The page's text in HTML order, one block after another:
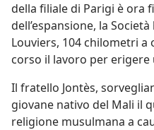
della filiale di Parigi è ora
dell’espansione, la
Louviers, 104 chilometri a
corso il lavoro per
Il fratello Jontès,
giovane nativo del Mali il
religione musulmana a